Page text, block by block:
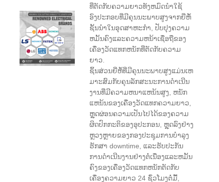
ທີ່ຕັດກັບຄວາມຍາວທັງຫມົດນໍາໃຊ້
ອົງປະກອບທີ່ມີຄຸນນະພາບສູງຈາກຍີ່ຫໍ້
ຊັ້ນນໍາໃນອຸດສາຫະກໍາ, ປັບປຸງຄວາມ
ຫມັ້ນຄົງແລະຄວາມຫນ້າເຊື່ອຖືຂອງ
ເຄື່ອງວັດແທກຫນັກທີ່ຕັດກັບຄວາມ
ຍາວ.
ຊິ້ນສ່ວນຍີ່ຫໍ້ທີ່ມີຄຸນນະພາບສູງແມ່ນເຫ
ມາະສົມກັບຄຸນລັກສະນະການດໍາເນີນ
ງານທີ່ມີຄວາມຫນາແຫນ້ນສູງ, ຫນັກ
ແຫນ້ນຂອງເຄື່ອງວັດແທກຄວາມຍາວ,
ຫຼຸດຜ່ອນຄວາມເປັນໄປໄດ້ຂອງຄວາມ
ຜິດປົກກະຕິຂອງອຸປະກອນ, ຫຼຸດລົງຢ່າງ
ຫຼວງຫຼາຍຂອງກອງປະຊຸມການບໍາລຸງ
ຮັກສາ downtime, ແລະຮັບປະກັນ
ການດໍາເນີນງານຢ່າງຕໍ່ເນື່ອງແລະຫມັ້ນ
ຄົງຂອງເຄື່ອງວັດແທກຫນັກຕັດກັບ
ເຄື່ອງຄວາມຍາວ 24 ຊົ່ວໂມງຕໍ່ມື້,